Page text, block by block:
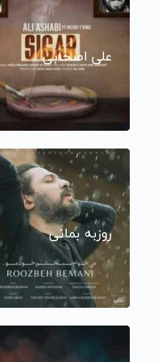
علی اصحابی
روزبه بمانی